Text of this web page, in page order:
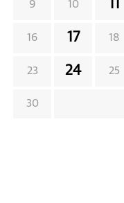
9 10 11
16 17 18
23 24 25
30